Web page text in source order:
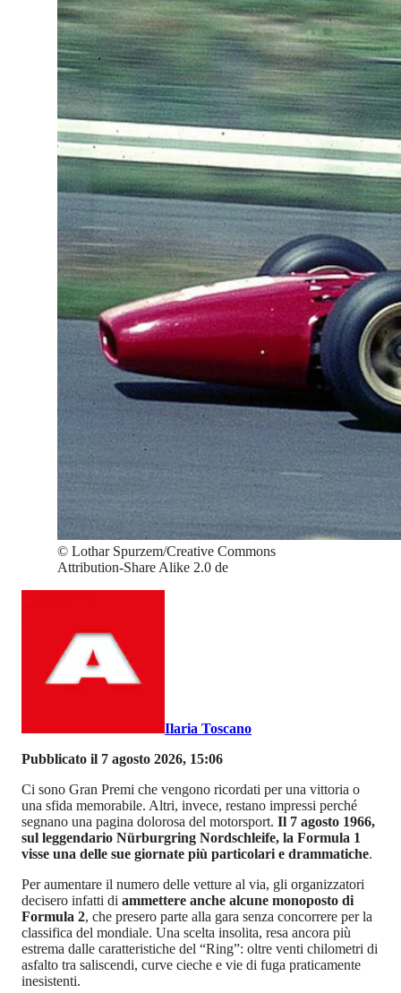
© Lothar Spurzem/Creative Commons
Attribution-Share Alike 2.0 de
Ilaria Toscano
Pubblicato il 7 agosto 2026, 15:06
Ci sono Gran Premi che vengono ricordati per una vittoria o
una sfida memorabile. Altri, invece, restano impressi perché
segnano una pagina dolorosa del motorsport. Il 7 agosto 1966,
sul leggendario Nürburgring Nordschleife, la Formula 1
visse una delle sue giornate più particolari e drammatiche.
Per aumentare il numero delle vetture al via, gli organizzatori
decisero infatti di ammettere anche alcune monoposto di
Formula 2, che presero parte alla gara senza concorrere per la
classifica del mondiale. Una scelta insolita, resa ancora più
estrema dalle caratteristiche del “Ring”: oltre venti chilometri di
asfalto tra saliscendi, curve cieche e vie di fuga praticamente
inesistenti.